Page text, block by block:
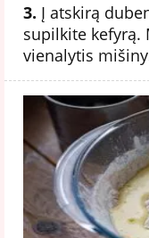
3. Į atskirą
supilkite kefyrą.
vienalytis